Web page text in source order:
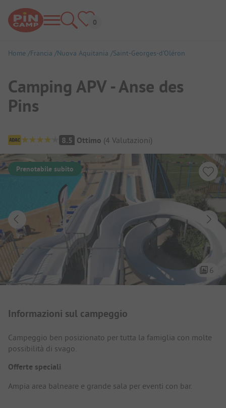
Home Francia Nuova Aquitania Saint-Georges-d’Oléron
Camping APV - Anse des
Pins
Panoramica del campeggio
8.5 Ottimo (4 Valutazioni)
Prenotabile subito
6
Informazioni sul campeggio
Campeggio ben posizionato per tutta la famiglia con molte
possibilità di svago.
Offerte speciali
Ampia area balneare e grande sala per eventi con bar.